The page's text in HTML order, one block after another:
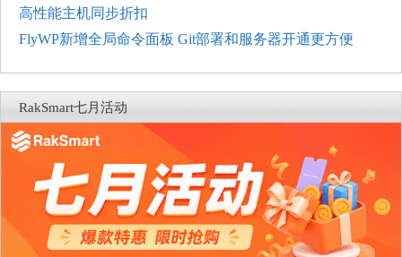
高性能主机同步折扣
FlyWP新增全局命令面板 Git部署和服务器开通更方便
RakSmart七月活动